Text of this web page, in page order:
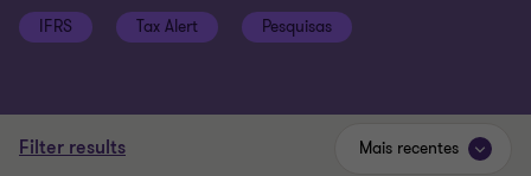
IFRS Tax Alert Pesquisas
Filter results Mais recentes